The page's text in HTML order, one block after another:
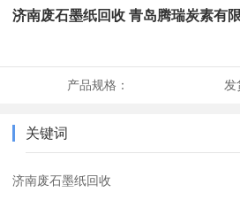
济南废石墨纸回收 青岛腾瑞炭素有
产品规格： 发
关键词
济南废石墨纸回收